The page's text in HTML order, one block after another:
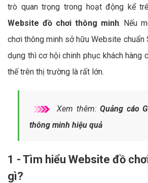
trò quan trọng trong hoạt động kể
Website đồ chơi thông minh. Nếu
chơi thông minh sở hữu Website chuẩn
dụng thì cơ hội chinh phục khách hàng
thế trên thị trường là rất lớn.
Xem thêm:Quảng cáo
thông minh hiệu quả
1 - Tìm hiểu Website đồ
gì?